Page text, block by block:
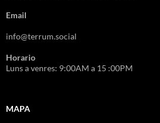
Email
info@terrum.social
Horario
Luns a venres: 9:00AM a 15 :00PM
MAPA